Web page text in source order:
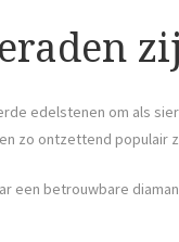
edelstenen om als
zo ontzettend populair
een betrouwbare